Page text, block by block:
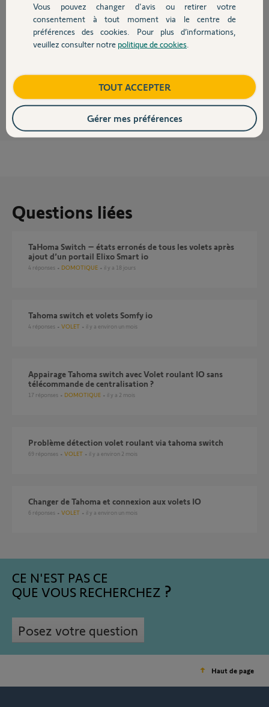
Devis avec un pro
Contact
Il fallait faire un transfert de clè d'une box à l'autre.
Maintenant vous êtes quitte à reseter vos équipements IO
https://youtu.be/Ej-aFz1O6yE après vous pourrez les affecter.
il y a presque 2 ans
Questions liées
TaHoma Switch – états erronés de tous les volets après
ajout d’un portail Elixo Smart io
4 réponses DOMOTIQUE il y a 18 jours
Tahoma switch et volets Somfy io
4 réponses VOLET il y a environ un mois
Appairage Tahoma switch avec Volet roulant IO sans
télécommande de centralisation ?
17 réponses DOMOTIQUE il y a 2 mois
Problème détection volet roulant via tahoma switch
69 réponses VOLET il y a environ 2 mois
Changer de Tahoma et connexion aux volets IO
6 réponses VOLET il y a environ un mois
CE N'EST PAS CE
QUE VOUS RECHERCHEZ
Posez votre question
Haut de page
Vous pouvez changer d'avis ou retirer votre
consentement à tout moment via le centre de
préférences des cookies. Pour plus d’informations,
veuillez consulter notre politique de cookies
TOUT ACCEPTER
Gérer mes préférences